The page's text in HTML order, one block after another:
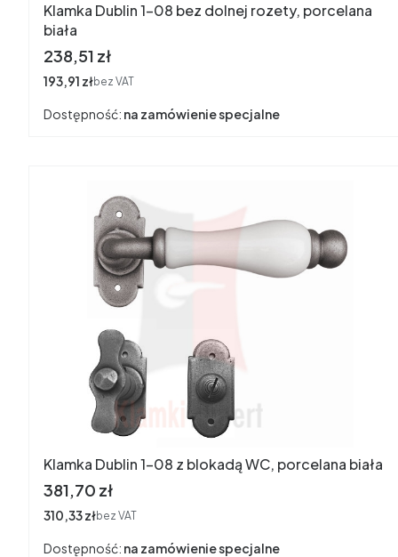
Klamka Dublin 1-08 bez dolnej rozety, porcelana
biała
Cena
238,51 zł
Cena
193,91 złbez VAT
Dostępność: na zamówienie specjalne
Klamka Dublin 1-08 z blokadą WC, porcelana biała
Cena
381,70 zł
Cena
310,33 złbez VAT
Dostępność: na zamówienie specjalne